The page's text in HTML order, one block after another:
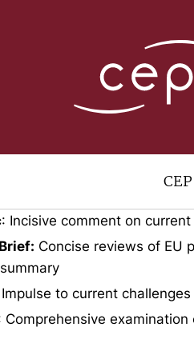
contains all
: Incisive comment on
Concise reviews of EU
to current
Comprehensive